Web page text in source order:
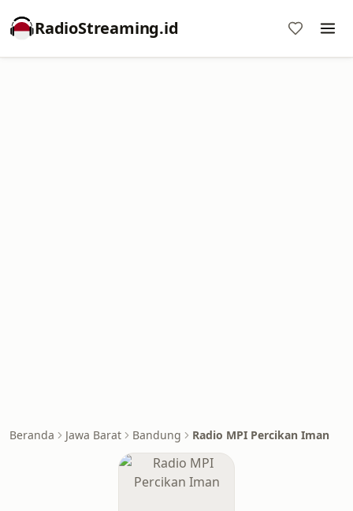
RadioStreaming.id
Beranda Jawa Barat Bandung Radio MPI Percikan Iman